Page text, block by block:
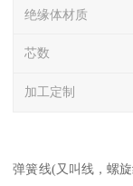
绝缘体材质
芯数
加工定制
弹簧线(又叫线，螺